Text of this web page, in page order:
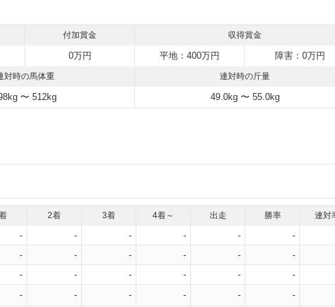
付加賞金 収得賞金
0万円 平地：400万円 障害：0万円
対時の馬体重 連対時の斤量
〜 512kg 49.0kg 〜 55.0kg
2着 3着 4着～ 出走 勝率 連対
- - - - - -
- - - - - -
- - - - - -
- - - - - -